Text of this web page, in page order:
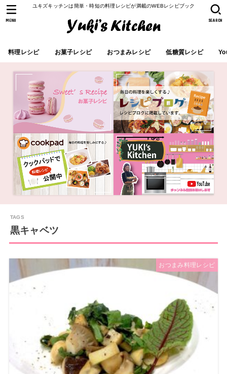
ユキズキッチンは簡単・時短の料理レシピが満載のWEBレシピブック
料理レシピ お菓子レシピ おつまみレシピ 低糖質レシピ
SEARCH
MENU
黒キャベツ
おつまみ料理レシピ